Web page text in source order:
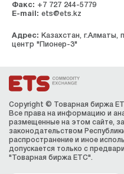
Факс: +7 727 244-5779
E-mail: ets@ets.kz
Адрес: Казахстан, г.Алматы,
центр "Пионер-3"
Copyright © Товарная биржа
Все права на информацию и
размещенные на этом сайте,
законодательством
распространение и иное
допускается только с
"Товарная биржа ЕТС".